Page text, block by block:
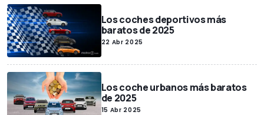
Los coches deportivos más
baratos de 2025
22 Abr 2025
Los coche urbanos más baratos
de 2025
15 Abr 2025